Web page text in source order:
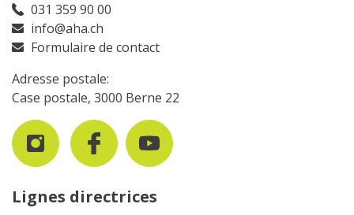
031 359 90 00
info@aha.ch
Formulaire de contact
Adresse postale:
Case postale, 3000 Berne 22
Lignes directrices